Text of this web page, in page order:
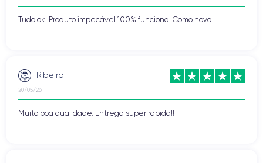
Tudo ok. Produto impecável 100% funcional Como novo
Ribeiro
20/05/26
Muito boa qualidade. Entrega super rapida!!